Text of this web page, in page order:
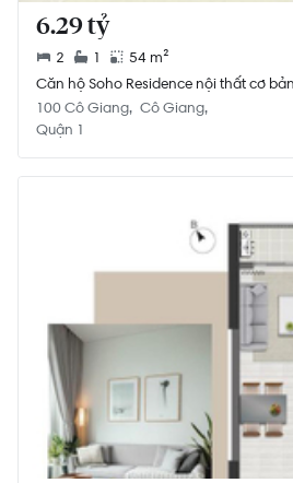
6.29 tỷ
2 1
54 m²
Căn hộ Soho Residence nội thất cơ
100 Cô Giang Cô Giang
Quận 1